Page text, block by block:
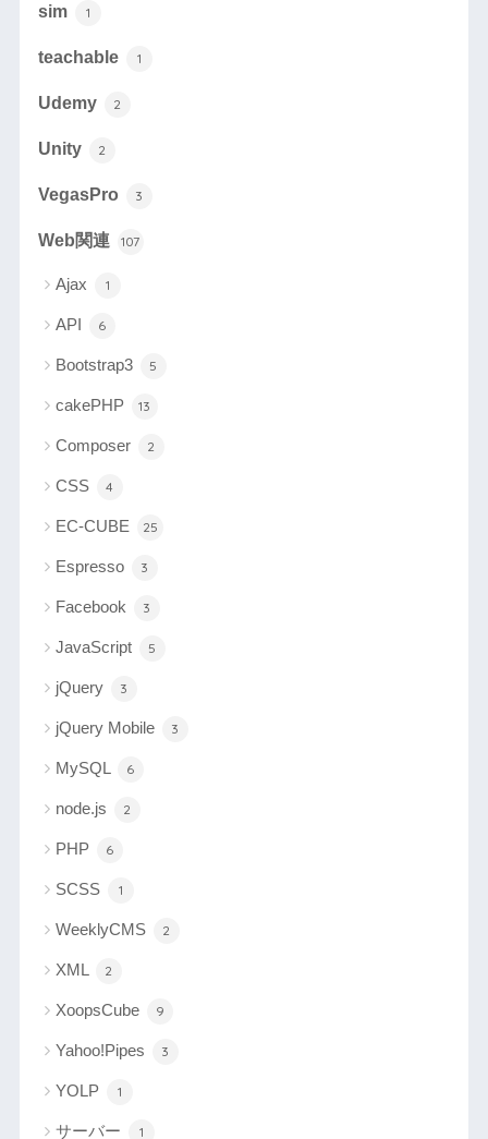
sim 1
teachable 1
Udemy 2
Unity 2
VegasPro 3
Web関連 107
Ajax 1
API 6
Bootstrap3 5
cakePHP 13
Composer 2
CSS 4
EC-CUBE 25
Espresso 3
Facebook 3
JavaScript 5
jQuery 3
jQuery Mobile 3
MySQL 6
node.js 2
PHP 6
SCSS 1
WeeklyCMS 2
XML 2
XoopsCube 9
Yahoo!Pipes 3
YOLP 1
サーバー 1